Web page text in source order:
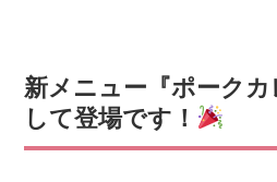
新メニュー『ポーク
して登場です！